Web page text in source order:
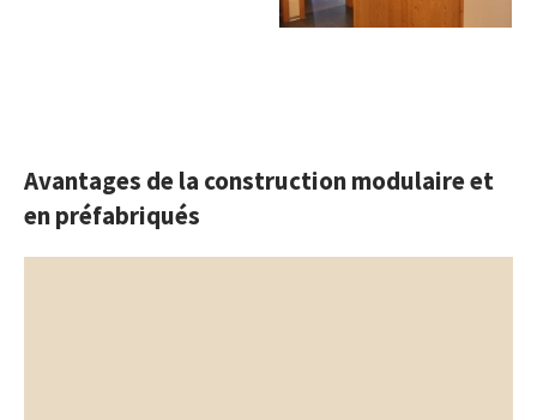
Avantages de la construction modulaire et
en préfabriqués